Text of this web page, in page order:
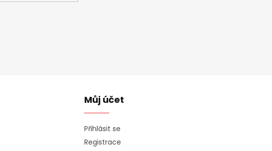
Můj účet
Přihlásit se
Registrace